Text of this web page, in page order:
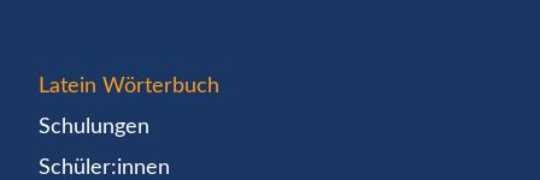
Latein Wörterbuch
Schulungen
Schüler:innen